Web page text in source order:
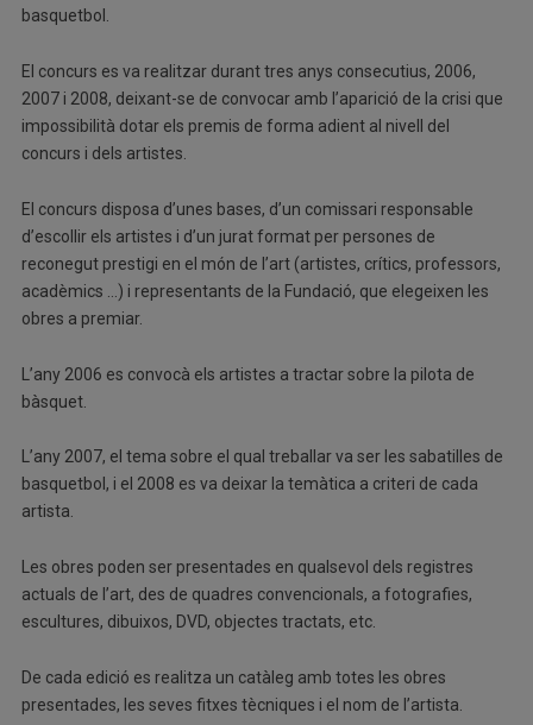
basquetbol.
El concurs es va realitzar durant tres anys consecutius, 2006,
2007 i 2008, deixant-se de convocar amb l’aparició de la crisi que
impossibilità dotar els premis de forma adient al nivell del
concurs i dels artistes.
El concurs disposa d’unes bases, d’un comissari responsable
d’escollir els artistes i d’un jurat format per persones de
reconegut prestigi en el món de l’art (artistes, crítics, professors,
acadèmics …) i representants de la Fundació, que elegeixen les
obres a premiar.
L’any 2006 es convocà els artistes a tractar sobre la pilota de
bàsquet.
L’any 2007, el tema sobre el qual treballar va ser les sabatilles de
basquetbol, i el 2008 es va deixar la temàtica a criteri de cada
artista.
Les obres poden ser presentades en qualsevol dels registres
actuals de l’art, des de quadres convencionals, a fotografies,
escultures, dibuixos, DVD, objectes tractats, etc.
De cada edició es realitza un catàleg amb totes les obres
presentades, les seves fitxes tècniques i el nom de l’artista.